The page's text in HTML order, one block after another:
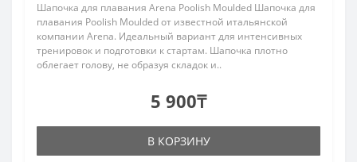
Шапочка для плавания Arena Poolish Moulded Шапочка для
плавания Poolish Moulded от известной итальянской
компании Arena. Идеальный вариант для интенсивных
тренировок и подготовки к стартам. Шапочка плотно
облегает голову, не образуя складок и..
5 900₸
В КОРЗИНУ